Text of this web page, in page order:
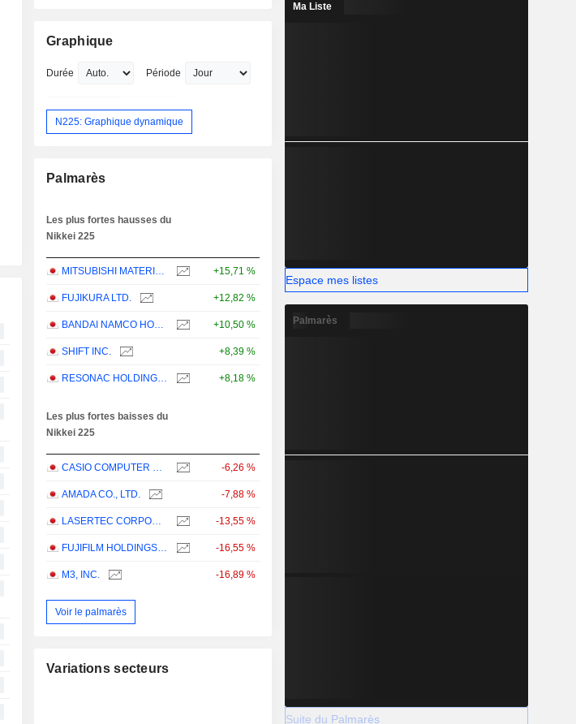
Graphique
Durée Période
N225: Graphique dynamique
Palmarès
Les plus fortes hausses du
Nikkei 225
MITSUBISHI MATERIALS CORPORATION +15,71 %
FUJIKURA LTD. +12,82 %
BANDAI NAMCO HOLDINGS INC. +10,50 %
SHIFT INC. +8,39 %
RESONAC HOLDINGS CORPORATION +8,18 %
Les plus fortes baisses du
Nikkei 225
CASIO COMPUTER CO.,LTD. -6,26 %
AMADA CO., LTD. -7,88 %
LASERTEC CORPORATION -13,55 %
FUJIFILM HOLDINGS CORPORATION -16,55 %
M3, INC. -16,89 %
Voir le palmarès
Variations secteurs
Ma Liste
Espace mes listes
Palmarès
Suite du Palmarès